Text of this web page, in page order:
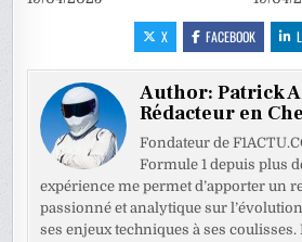
X FACEBOOK
Author:Patrick
Rédacteur en
Fondateur de
Formule 1 depuis plus
expérience me permet d’apporter un
passionné et analytique sur
ses enjeux techniques à ses coulisses.